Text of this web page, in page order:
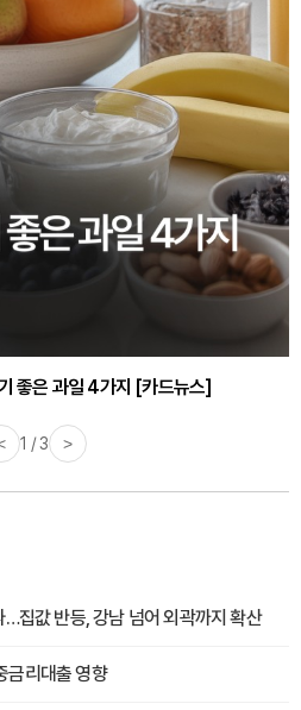
좋은 과일 4가지 [카드뉴스]
1 / 3 >
집값 반등, 강남 넘어 외곽까지 확산
금리대출 영향